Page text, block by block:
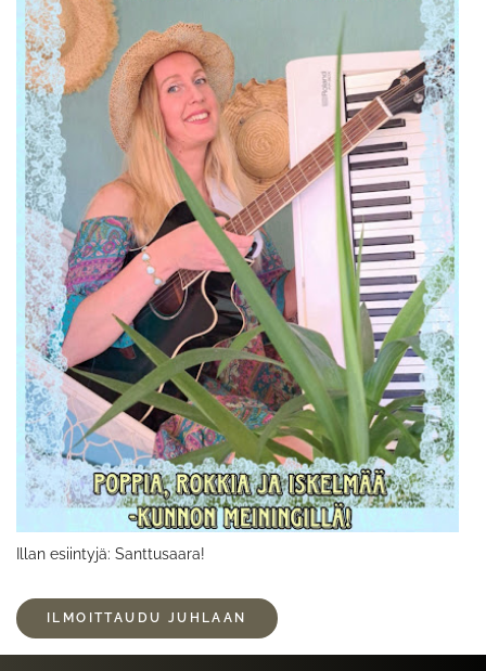
Illan esiintyjä: Santtusaara!
ILMOITTAUDU JUHLAAN